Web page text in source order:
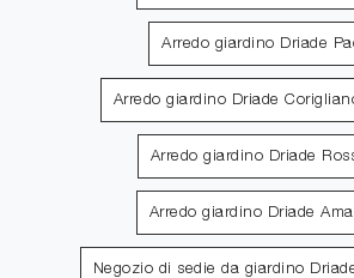
Arredo giardino Driade
Arredo giardino Driade
Arredo giardino Driade
Arredo giardino Driade
Negozio di sedie da giardino